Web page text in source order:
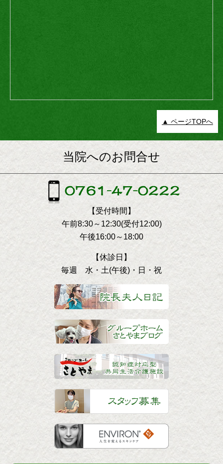
▲ ページTOPへ
当院へのお問合せ
【受付時間】
午前8:30～12:30(受付12:00)
午後16:00～18:00
【休診日】
毎週 水・土(午後)・日・祝